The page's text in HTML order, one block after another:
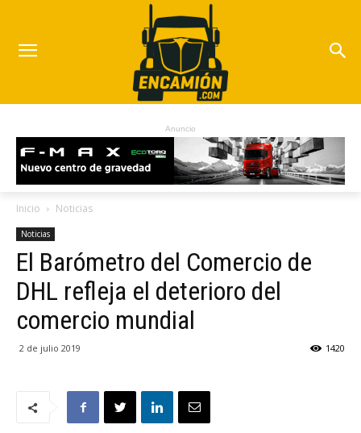
Anuncio
Inicio Noticias
Noticias
El Barómetro del Comercio de
DHL refleja el deterioro del
comercio mundial
2 de julio 2019 1420